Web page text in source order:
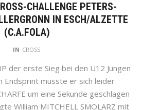
CHALLENGE PETERS-
IN ESCH/ALZETTE
(C.A.FOLA)
IN CROSS
der erste Sieg bei den U12 Jungen
Endsprint musste er sich leider
um eine Sekunde geschlagen
William MITCHELL SMOLARZ mit